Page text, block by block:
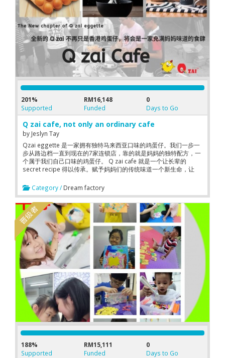
201%
Supported
RM16,148
Funded
0
Days to Go
Q zai cafe, not only an ordinary cafe
by Jeslyn Tay
Qzai eggette 是一家拥有独特马来西亚口味的鸡蛋仔。我们一步一
步从路边档一直到现在的7家连锁店，靠的就是妈妈的独特配方，一
个属于我们自己口味的鸡蛋仔。 Q zai cafe 就是一个让长辈的
secret recipe 得以传承。赋予妈妈们的传统味道一个新生命，让
step by step from the roadside kiosk to the current 7 chain
stores. In the process of fine-tuning the recipe, my mother has
enlighten us a lot with her cooking experiences. Q zai cafe is
let the traditional secret recipe inherit
Category / Dream factory
188%
Supported
RM15,111
Funded
0
Days to Go